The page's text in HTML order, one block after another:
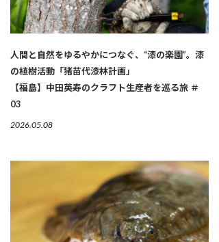
人間と自然をゆるやかにつなぐ、“漆の楽園”。漆
の植樹活動「猪苗代漆林計画」
【福島】中田英寿のクラフト生産者を巡る旅 ＃
03
2026.05.08